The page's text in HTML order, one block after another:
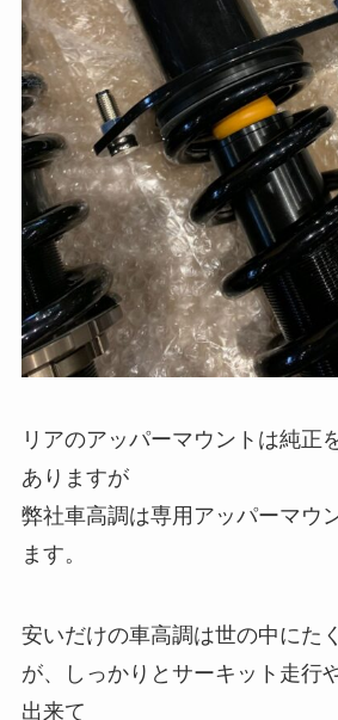
リアのアッパーマウントは純正
ありますが
弊社車高調は専用アッパーマウ
ます。
安いだけの車高調は世の中にた
が、しっかりとサーキット走行
出来て